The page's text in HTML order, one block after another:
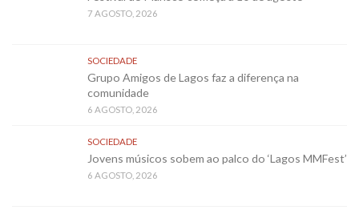
7 AGOSTO, 2026
SOCIEDADE
Grupo Amigos de Lagos faz a diferença na
comunidade
6 AGOSTO, 2026
SOCIEDADE
Jovens músicos sobem ao palco do ‘Lagos MMFest’
6 AGOSTO, 2026